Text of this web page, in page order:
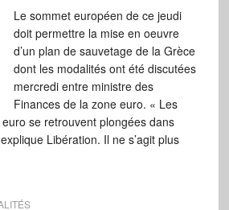
Le sommet européen de ce jeudi
doit permettre la mise en oeuvre
d’un plan de sauvetage de la Grèce
dont les modalités ont été discutées
mercredi entre ministre des
Finances de la zone euro. « Les
se retrouvent plongées dans
Libération. Il ne s’agit plus